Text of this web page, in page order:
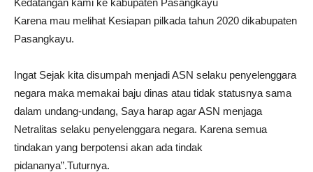
Karena mau melihat Kesiapan pilkada tahun 2020 dikabupaten
Pasangkayu.
Ingat Sejak kita disumpah menjadi ASN selaku penyelenggara
negara maka memakai baju dinas atau tidak statusnya sama
dalam undang-undang, Saya harap agar ASN menjaga
Netralitas selaku penyelenggara negara. Karena semua
tindakan yang berpotensi akan ada tindak
pidananya”.Tuturnya.